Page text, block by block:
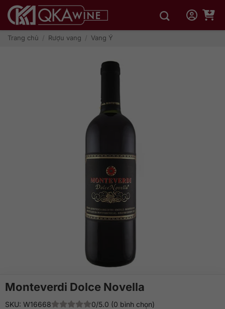
qua
dungTrang chủ / Rượu vang / Vang Ý
Monteverdi Dolce Novella
SKU: W16668
0/5.0 (0 bình chọn)